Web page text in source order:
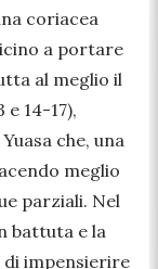
coriacea
a portare
al meglio il
14-17),
che, una
meglio
parziali. Nel
battuta e la
di impensierire